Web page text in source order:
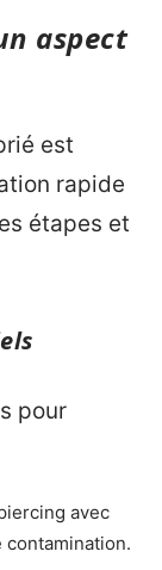
aspect
est
rapide
étapes et
pour
avec